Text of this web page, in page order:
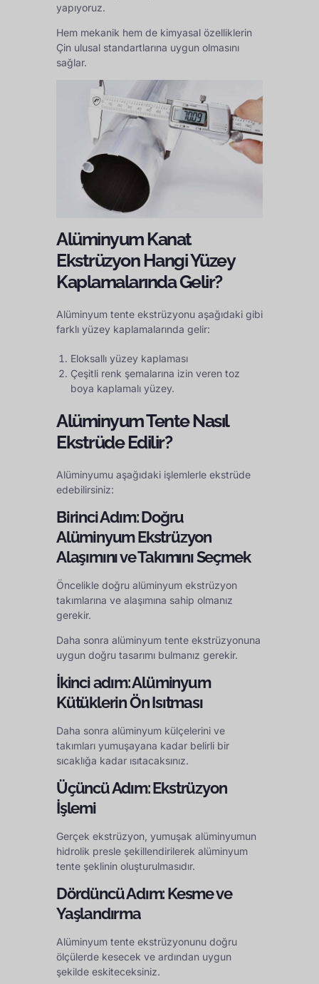
yapıyoruz.
Hem mekanik hem de kimyasal özelliklerin
Çin ulusal standartlarına uygun olmasını
sağlar.
Alüminyum Kanat
Ekstrüzyon Hangi Yüzey
Kaplamalarında Gelir?
Alüminyum tente ekstrüzyonu aşağıdaki gibi
farklı yüzey kaplamalarında gelir:
Eloksallı yüzey kaplaması
Çeşitli renk şemalarına izin veren toz
boya kaplamalı yüzey.
Alüminyum Tente Nasıl
Ekstrüde Edilir?
Alüminyumu aşağıdaki işlemlerle ekstrüde
edebilirsiniz:
Birinci Adım: Doğru
Alüminyum Ekstrüzyon
Alaşımını ve Takımını Seçmek
Öncelikle doğru alüminyum ekstrüzyon
takımlarına ve alaşımına sahip olmanız
gerekir.
Daha sonra alüminyum tente ekstrüzyonuna
uygun doğru tasarımı bulmanız gerekir.
İkinci adım: Alüminyum
Kütüklerin Ön Isıtması
Daha sonra alüminyum külçelerini ve
takımları yumuşayana kadar belirli bir
sıcaklığa kadar ısıtacaksınız.
Üçüncü Adım: Ekstrüzyon
İşlemi
Gerçek ekstrüzyon, yumuşak alüminyumun
hidrolik presle şekillendirilerek alüminyum
tente şeklinin oluşturulmasıdır.
Dördüncü Adım: Kesme ve
Yaşlandırma
Alüminyum tente ekstrüzyonunu doğru
ölçülerde kesecek ve ardından uygun
şekilde eskiteceksiniz.